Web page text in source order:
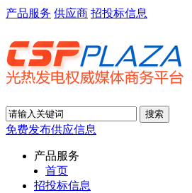
产品服务 供应商 招投标信息
免费发布供应信息
产品服务
首页
招投标信息